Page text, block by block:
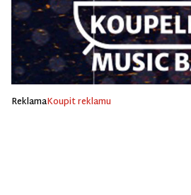
ReklamaKoupit reklamu